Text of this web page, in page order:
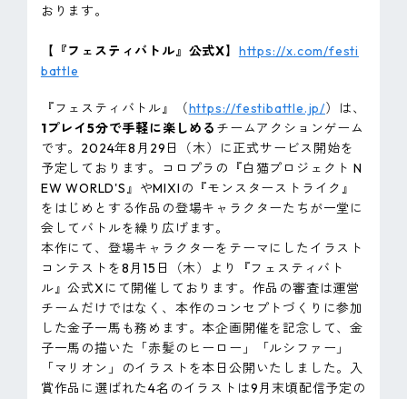
おります。
【『フェスティバトル』公式X】 https://x.com/festi
battle
『フェスティバトル』（https://festibattle.jp/）は、
1プレイ5分で手軽に楽しめる チームアクションゲーム
です。2024年8月29日（木）に正式サービス開始を
予定しております。コロプラの『白猫プロジェクト N
EW WORLD'S』やMIXIの『モンスターストライク』
をはじめとする作品の登場キャラクターたちが一堂に
会してバトルを繰り広げます。
本作にて、登場キャラクターをテーマにしたイラスト
コンテストを8月15日（木）より『フェスティバト
ル』公式Xにて開催しております。作品の審査は運営
チームだけではなく、本作のコンセプトづくりに参加
した金子一馬も務めます。本企画開催を記念して、金
子一馬の描いた「赤髪のヒーロー」「ルシファー」
「マリオン」のイラストを本日公開いたしました。入
賞作品に選ばれた4名のイラストは9月末頃配信予定の